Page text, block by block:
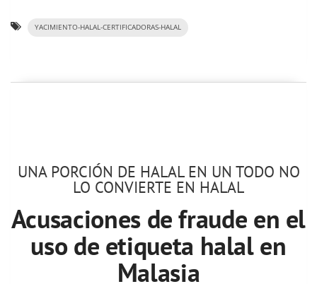
YACIMIENTO-HALAL-CERTIFICADORAS-HALAL
UNA PORCIÓN DE HALAL EN UN TODO NO
LO CONVIERTE EN HALAL
Acusaciones de fraude en el
uso de etiqueta halal en
Malasia